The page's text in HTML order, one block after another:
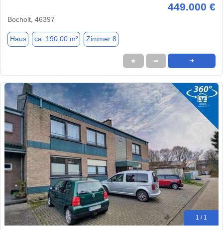
449.000 €
Bocholt, 46397
Haus ca. 190,00 m² Zimmer 8
★ ➦ ➜
1 / 1